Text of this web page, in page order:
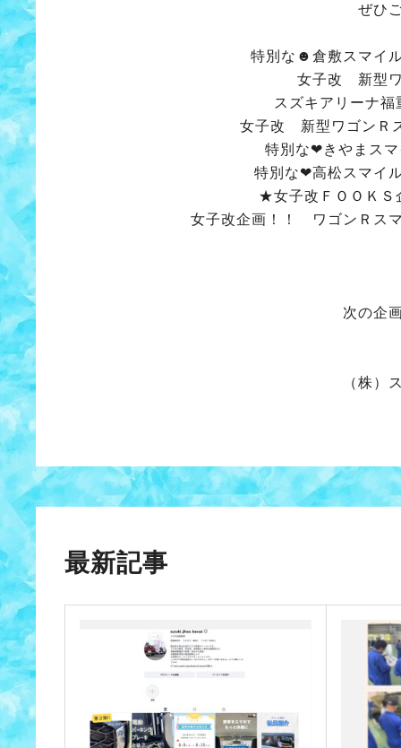
ぜひ
特別な☻倉敷スマイ
女子改 新型ワ
スズキアリーナ
女子改 新型ワゴンＲ
特別な❤きやまス
特別な❤高松スマイ
★女子改ＦＯＯＫ
女子改企画！！ ワゴンＲス
次の企
（株）
最新記事